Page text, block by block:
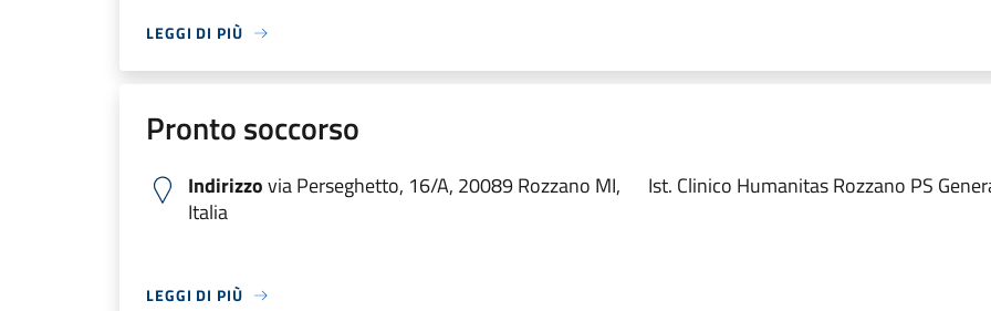
LEGGI DI PIÙ
Pronto soccorso
Indirizzovia Perseghetto, 16/A, 20089 Rozzano MI,
Italia
Ist. Clinico Humanitas Rozzano PS
LEGGI DI PIÙ